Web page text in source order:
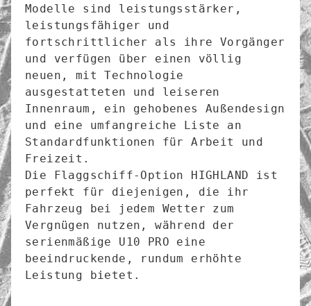
Modelle sind leistungsstärker,
leistungsfähiger und
fortschrittlicher als ihre Vorgänger
und verfügen über einen völlig
neuen, mit Technologie
ausgestatteten und leiseren
Innenraum, ein gehobenes Außendesign
und eine umfangreiche Liste an
Standardfunktionen für Arbeit und
Freizeit.
Die Flaggschiff-Option HIGHLAND ist
perfekt für diejenigen, die ihr
Fahrzeug bei jedem Wetter zum
Vergnügen nutzen, während der
serienmäßige U10 PRO eine
beeindruckende, rundum erhöhte
Leistung bietet.